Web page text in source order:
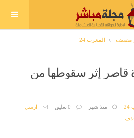
مصنف المغرب 24
قاصر إثر سقوطها من
منذ شهر 0 تعليق
ارسل